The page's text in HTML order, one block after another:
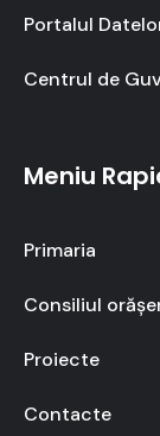
Portalul
Centrul de
Meniu
Primaria
Consiliul
Proiecte
Contacte